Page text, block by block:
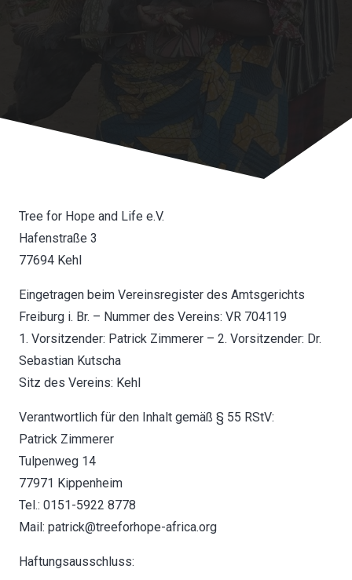
Tree for Hope and Life e.V.
Hafenstraße 3
77694 Kehl
Eingetragen beim Vereinsregister des Amtsgerichts
Freiburg i. Br. – Nummer des Vereins: VR 704119
1. Vorsitzender: Patrick Zimmerer – 2. Vorsitzender: Dr.
Sebastian Kutscha
Sitz des Vereins: Kehl
Verantwortlich für den Inhalt gemäß § 55 RStV:
Patrick Zimmerer
Tulpenweg 14
77971 Kippenheim
Tel.: 0151-5922 8778
Mail: patrick@treeforhope-africa.org
Haftungsausschluss: